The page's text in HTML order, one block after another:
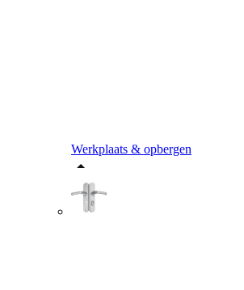
Werkplaats & opbergen